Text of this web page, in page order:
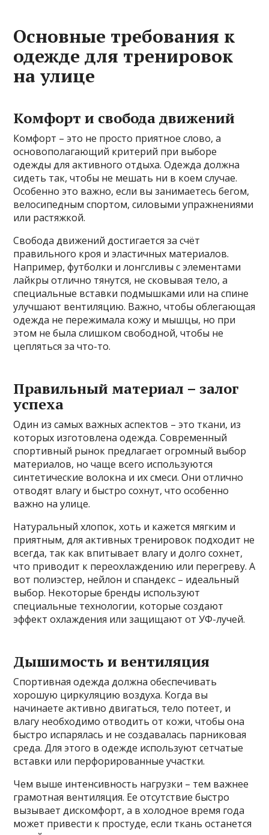
Основные требования к
одежде для тренировок
на улице
Комфорт и свобода движений
Комфорт – это не просто приятное слово, а
основополагающий критерий при выборе
одежды для активного отдыха. Одежда должна
сидеть так, чтобы не мешать ни в коем случае.
Особенно это важно, если вы занимаетесь бегом,
велосипедным спортом, силовыми упражнениями
или растяжкой.
Свобода движений достигается за счёт
правильного кроя и эластичных материалов.
Например, футболки и лонгсливы с элементами
лайкры отлично тянутся, не сковывая тело, а
специальные вставки подмышками или на спине
улучшают вентиляцию. Важно, чтобы облегающая
одежда не пережимала кожу и мышцы, но при
этом не была слишком свободной, чтобы не
цепляться за что-то.
Правильный материал – залог
успеха
Один из самых важных аспектов – это ткани, из
которых изготовлена одежда. Современный
спортивный рынок предлагает огромный выбор
материалов, но чаще всего используются
синтетические волокна и их смеси. Они отлично
отводят влагу и быстро сохнут, что особенно
важно на улице.
Натуральный хлопок, хоть и кажется мягким и
приятным, для активных тренировок подходит не
всегда, так как впитывает влагу и долго сохнет,
что приводит к переохлаждению или перегреву. А
вот полиэстер, нейлон и спандекс – идеальный
выбор. Некоторые бренды используют
специальные технологии, которые создают
эффект охлаждения или защищают от УФ-лучей.
Дышимость и вентиляция
Спортивная одежда должна обеспечивать
хорошую циркуляцию воздуха. Когда вы
начинаете активно двигаться, тело потеет, и
влагу необходимо отводить от кожи, чтобы она
быстро испарялась и не создавалась парниковая
среда. Для этого в одежде используют сетчатые
вставки или перфорированные участки.
Чем выше интенсивность нагрузки – тем важнее
грамотная вентиляция. Ее отсутствие быстро
вызывает дискомфорт, а в холодное время года
может привести к простуде, если ткань останется